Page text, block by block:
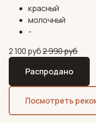
красный
молочный
-
2 100 руб2 990руб
Распродано
Посмотреть